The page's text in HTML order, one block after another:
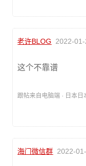
老许BLOG 2022-
这个不靠谱
跟帖来自电脑端 · 日本日
海门微信群 2022-